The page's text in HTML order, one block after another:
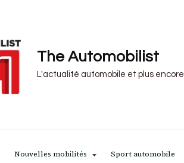
The Automobilist
L'actualité automobile et plus encore
Nouvelles mobilités Sport automobile